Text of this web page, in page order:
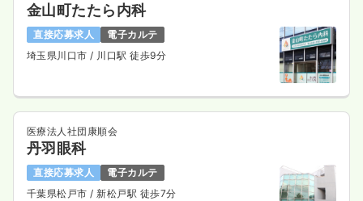
金山町たたら内科
直接応募求人
電子カルテ
埼玉県川口市/ 川口駅 徒歩9分
医療法人社団康順会
丹羽眼科
直接応募求人
電子カルテ
千葉県松戸市/ 新松戸駅 徒歩7分